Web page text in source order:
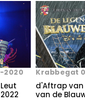
2020 Krabbegat
d'Aftrap van
van de